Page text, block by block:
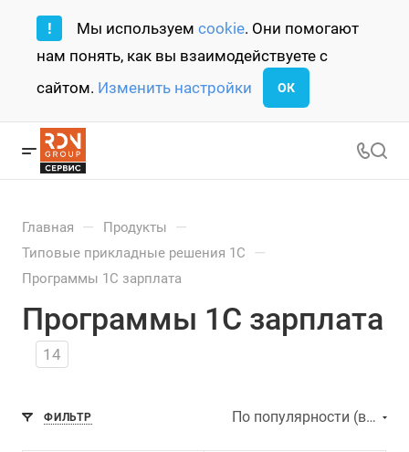
! Мы используем cookie. Они помогают
нам понять, как вы взаимодействуете с
сайтом. Изменить настройки ОК
Главная — Продукты —
Типовые прикладные решения 1С —
Программы 1С зарплата
Программы 1С зарплата
14
ФИЛЬТР По популярности (возрастание)